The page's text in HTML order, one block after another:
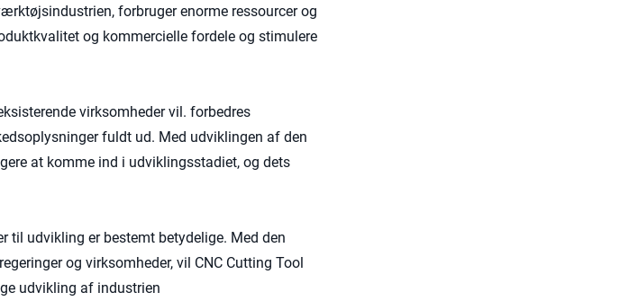
forbruger enorme ressourcer og
og kommercielle fordele og stimulere
virksomheder vil. forbedres
fuldt ud. Med udviklingen af ​​den
at komme ind i udviklingsstadiet, og dets
udvikling er bestemt betydelige. Med den
og virksomheder, vil CNC Cutting Tool
udvikling af industrien